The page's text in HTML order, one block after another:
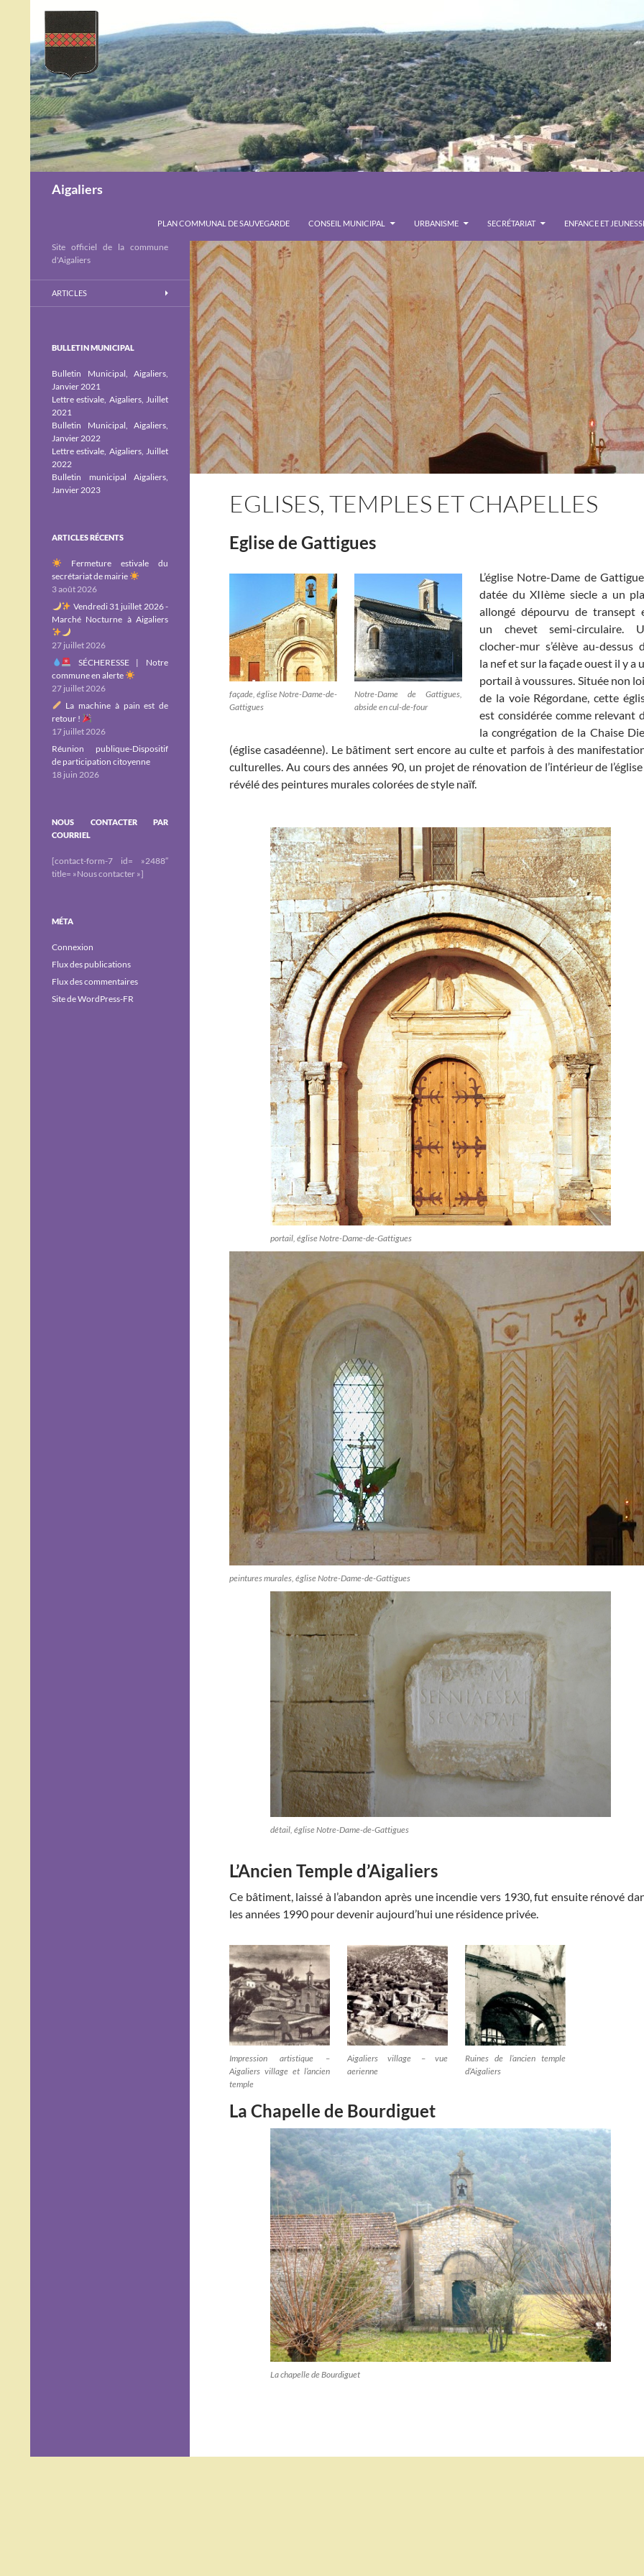
Aigaliers
PLAN COMMUNAL DE SAUVEGARDE
CONSEIL MUNICIPAL URBANISME SECRÉTARIAT ENFANCE ET
EGLISES, TEMPLES ET CHAPELLES
Eglise de Gattigues
façade, église Notre-Dame-de-
Gattigues
Notre-Dame de Gattigues,
abside en cul-de-four
L’église Notre-Dame de
datée du XIIème siecle a un
allongé dépourvu de transept
un chevet semi-circulaire.
clocher-mur s’élève au-dessus
la nef et sur la façade ouest il y a
portail à voussures. Située non
de la voie Régordane, cette
est considérée comme relevant
la congrégation de la Chaise
(église casadéenne). Le bâtiment sert encore au culte et parfois à des
culturelles. Au cours des années 90, un projet de rénovation de l’intérieur de
révélé des peintures murales colorées de style naïf.
portail, église Notre-Dame-de-Gattigues
peintures murales, église Notre-Dame-de-Gattigues
détail, église Notre-Dame-de-Gattigues
L’Ancien Temple d’Aigaliers
Ce bâtiment, laissé à l’abandon après une incendie vers 1930, fut ensuite rénové
les années 1990 pour devenir aujourd’hui une résidence privée.
Impression artistique –
Aigaliers village et l’ancien
temple
Aigaliers village – vue
aerienne
Ruines de l’ancien temple
d’Aigaliers
La Chapelle de Bourdiguet
La chapelle de Bourdiguet
Le secrétariat de
<
Site officiel de la commune
d'Aigaliers
ARTICLES
BULLETIN MUNICIPAL
Bulletin Municipal, Aigaliers,
Janvier 2021
Lettre estivale, Aigaliers, Juillet
2021
Bulletin Municipal, Aigaliers,
Janvier 2022
Lettre estivale, Aigaliers, Juillet
2022
Bulletin municipal Aigaliers,
Janvier 2023
ARTICLES RÉCENTS
Fermeture estivale du
secrétariat de mairie
3 août 2026
Vendredi 31 juillet 2026 -
Marché Nocturne à Aigaliers
27 juillet 2026
SÉCHERESSE | Notre
commune en alerte
27 juillet 2026
La machine à pain est de
retour !
17 juillet 2026
Réunion publique-Dispositif
de participation citoyenne
18 juin 2026
NOUS CONTACTER PAR
COURRIEL
[contact-form-7 id= »2488″
title= »Nous contacter »]
MÉTA
Connexion
Flux des publications
Flux des commentaires
Site de WordPress-FR